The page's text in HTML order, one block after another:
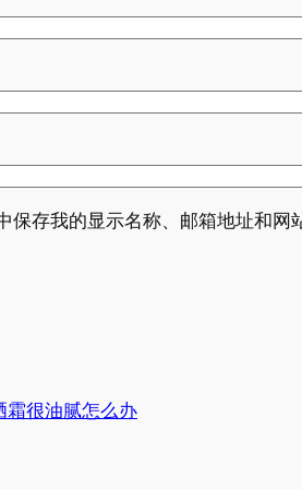
保存我的显示名称、邮箱地址和网
霜很油腻怎么办